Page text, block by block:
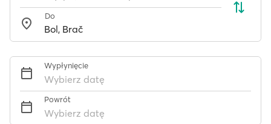
Do
Wypłynięcie
Wybierz datę
Powrót
Wybierz datę